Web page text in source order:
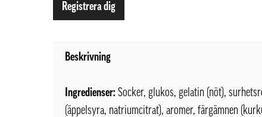
Registrera dig
Beskrivning
Ingredienser: Socker, glukos, gelatin (nöt),
(äppelsyra, natriumcitrat), aromer, färgämnen